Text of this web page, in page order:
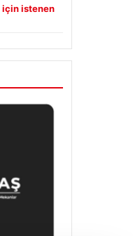
için istenen